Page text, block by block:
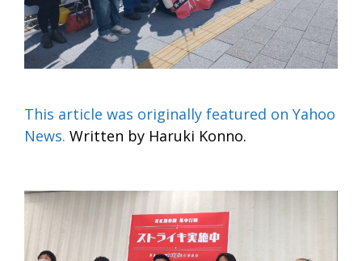
This article was originally featured on Yahoo
News. Written by Haruki Konno.